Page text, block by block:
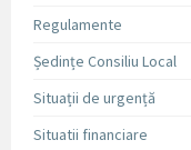
Regulamente
Ședințe Consiliu Local
Situații de urgență
Situatii financiare